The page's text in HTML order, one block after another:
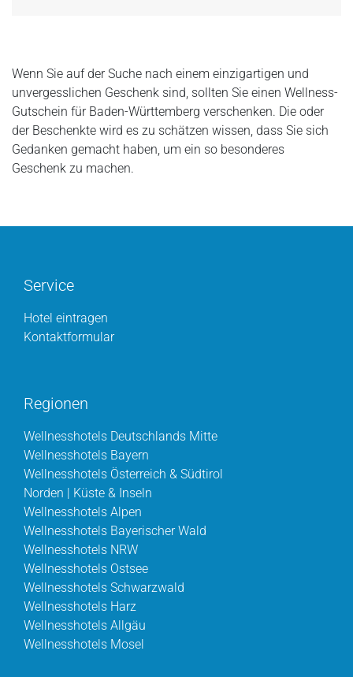
Wenn Sie auf der Suche nach einem einzigartigen und
unvergesslichen Geschenk sind, sollten Sie einen Wellness-
Gutschein für Baden-Württemberg verschenken. Die oder
der Beschenkte wird es zu schätzen wissen, dass Sie sich
Gedanken gemacht haben, um ein so besonderes
Geschenk zu machen.
Service
Hotel eintragen
Kontaktformular
Regionen
Wellnesshotels Deutschlands Mitte
Wellnesshotels Bayern
Wellnesshotels Österreich & Südtirol
Norden | Küste & Inseln
Wellnesshotels Alpen
Wellnesshotels Bayerischer Wald
Wellnesshotels NRW
Wellnesshotels Ostsee
Wellnesshotels Schwarzwald
Wellnesshotels Harz
Wellnesshotels Allgäu
Wellnesshotels Mosel